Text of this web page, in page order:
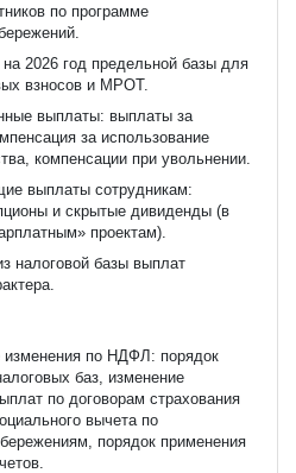
по программе
2026 год предельной базы для
взносов и МРОТ.
выплаты: выплаты за
за использование
компенсации при увольнении.
выплаты сотрудникам:
и скрытые дивиденды (в
проектам).
налоговой базы выплат
изменения по НДФЛ: порядок
баз, изменение
по договорам страхования
вычета по
порядок применения